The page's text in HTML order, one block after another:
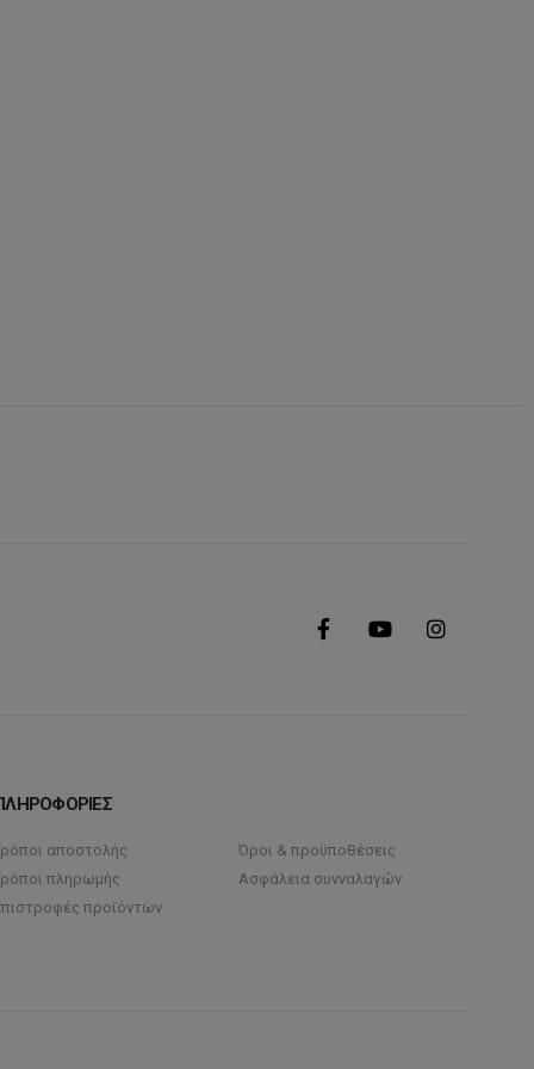
αποστολής
πληρωμής
προϊόντων
Όροι & προϋποθέσεις
Ασφάλεια συνναλαγών